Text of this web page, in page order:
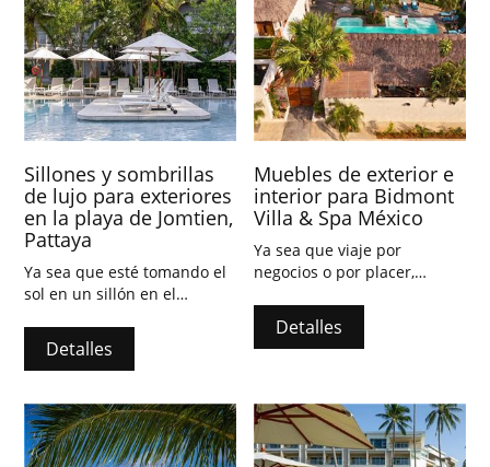
Sillones y sombrillas
de lujo para exteriores
en la playa de Jomtien,
Pattaya
Ya sea que esté tomando el
sol en un sillón en el
sumergiéndose en nuestra
sala de spa diseñada para
completamente su cuerpo y
mente.
Detalles
Muebles de exterior e
interior para Bidmont
Villa & Spa México
Ya sea que viaje por
negocios o por placer,
hacer que su viaje a Playa
Carrizalillo sea aún más
Detalles